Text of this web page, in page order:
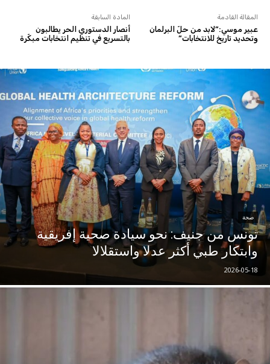
المادة السابقة
أنصار الدستوري الحر يطالبون
بالتسريع في تنظيم انتخابات مبكّرة
المقالة القادمة
عبير موسي:”لابد من حلّ البرلمان
وتحديد تاريخ للانتخابات”
صحة
تونس من جنيف: نحو سيادة صحية إفريقية
وابتكار طبي أكثر عدلا واستقلالا
2026-05-18